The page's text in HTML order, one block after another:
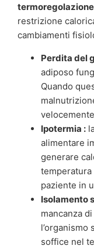
termoregolazione
restrizione
cambiamenti
Perdita del
adiposo
Quando
Ipotermia :
alimentare
generare
paziente in
Isolamento
mancanza
soffice nel